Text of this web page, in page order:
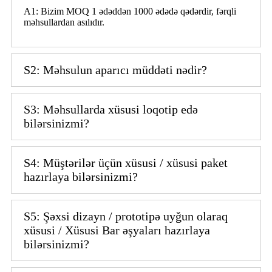
A1: Bizim MOQ 1 ədəddən 1000 ədədə qədərdir, fərqli
məhsullardan asılıdır.
S2: Məhsulun aparıcı müddəti nədir?
S3: Məhsullarda xüsusi loqotip edə
bilərsinizmi?
S4: Müştərilər üçün xüsusi / xüsusi paket
hazırlaya bilərsinizmi?
S5: Şəxsi dizayn / prototipə uyğun olaraq
xüsusi / Xüsusi Bar əşyaları hazırlaya
bilərsinizmi?